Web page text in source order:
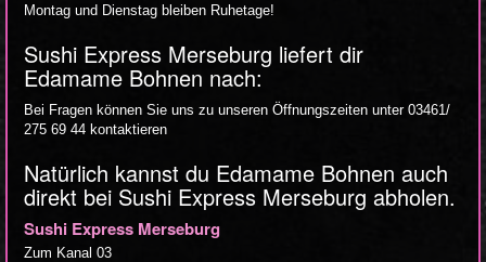
Montag und Dienstag bleiben Ruhetage!
Sushi Express Merseburg liefert dir
Edamame Bohnen nach:
Bei Fragen können Sie uns zu unseren Öffnungszeiten unter 03461/
275 69 44 kontaktieren
Natürlich kannst du Edamame Bohnen auch
direkt bei Sushi Express Merseburg abholen.
Sushi Express Merseburg
Zum Kanal 03